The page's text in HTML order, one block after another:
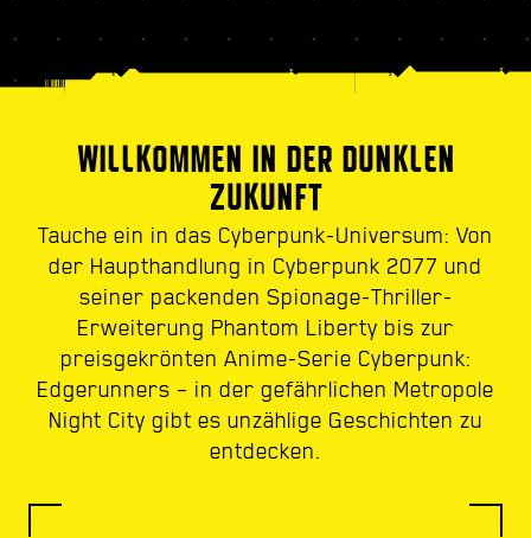
WILLKOMMEN IN DER DUNKLEN
ZUKUNFT
Tauche ein in das Cyberpunk-Universum: Von
der Haupthandlung in Cyberpunk 2077 und
seiner packenden Spionage-Thriller-
Erweiterung Phantom Liberty bis zur
preisgekrönten Anime-Serie Cyberpunk:
Edgerunners – in der gefährlichen Metropole
Night City gibt es unzählige Geschichten zu
entdecken.